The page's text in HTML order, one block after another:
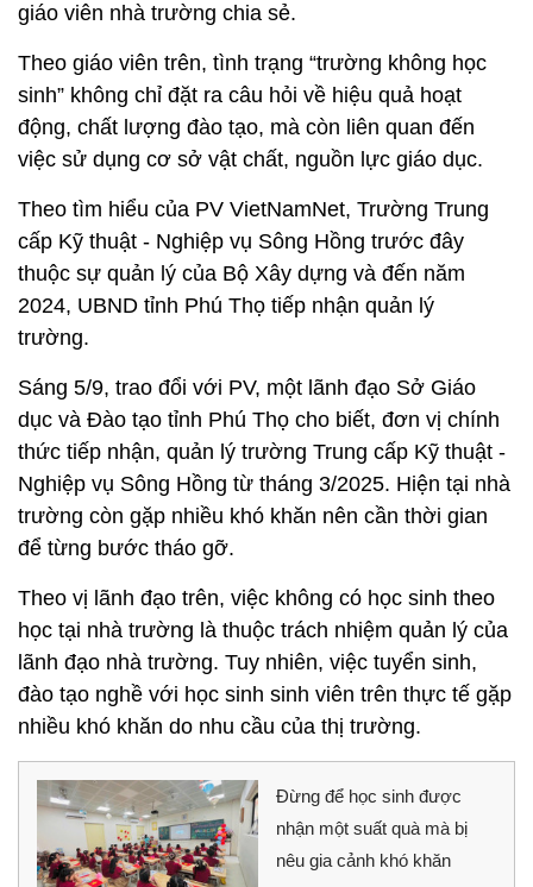
giáo viên nhà trường chia sẻ.
Theo giáo viên trên, tình trạng “trường không học
sinh” không chỉ đặt ra câu hỏi về hiệu quả hoạt
động, chất lượng đào tạo, mà còn liên quan đến
việc sử dụng cơ sở vật chất, nguồn lực giáo dục.
Theo tìm hiểu của PV VietNamNet, Trường Trung
cấp Kỹ thuật - Nghiệp vụ Sông Hồng trước đây
thuộc sự quản lý của Bộ Xây dựng và đến năm
2024, UBND tỉnh Phú Thọ tiếp nhận quản lý
trường.
Sáng 5/9, trao đổi với PV, một lãnh đạo Sở Giáo
dục và Đào tạo tỉnh Phú Thọ cho biết, đơn vị chính
thức tiếp nhận, quản lý trường Trung cấp Kỹ thuật -
Nghiệp vụ Sông Hồng từ tháng 3/2025. Hiện tại nhà
trường còn gặp nhiều khó khăn nên cần thời gian
để từng bước tháo gỡ.
Theo vị lãnh đạo trên, việc không có học sinh theo
học tại nhà trường là thuộc trách nhiệm quản lý của
lãnh đạo nhà trường. Tuy nhiên, việc tuyển sinh,
đào tạo nghề với học sinh sinh viên trên thực tế gặp
nhiều khó khăn do nhu cầu của thị trường.
Đừng để học sinh được
nhận một suất quà mà bị
nêu gia cảnh khó khăn